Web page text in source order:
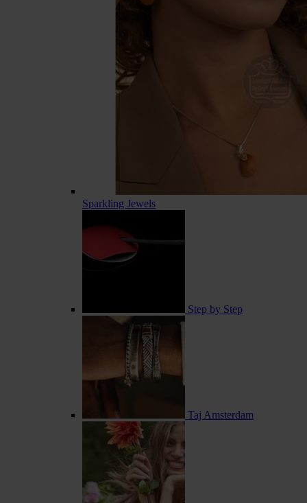
Sparkling Jewels
Step by Step
Taj Amsterdam